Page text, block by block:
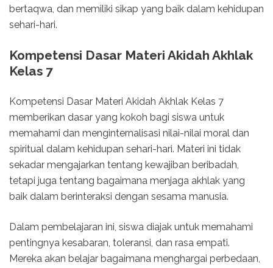
bertaqwa, dan memiliki sikap yang baik dalam kehidupan
sehari-hari.
Kompetensi Dasar Materi Akidah Akhlak
Kelas 7
Kompetensi Dasar Materi Akidah Akhlak Kelas 7
memberikan dasar yang kokoh bagi siswa untuk
memahami dan menginternalisasi nilai-nilai moral dan
spiritual dalam kehidupan sehari-hari. Materi ini tidak
sekadar mengajarkan tentang kewajiban beribadah,
tetapi juga tentang bagaimana menjaga akhlak yang
baik dalam berinteraksi dengan sesama manusia.
Dalam pembelajaran ini, siswa diajak untuk memahami
pentingnya kesabaran, toleransi, dan rasa empati.
Mereka akan belajar bagaimana menghargai perbedaan,